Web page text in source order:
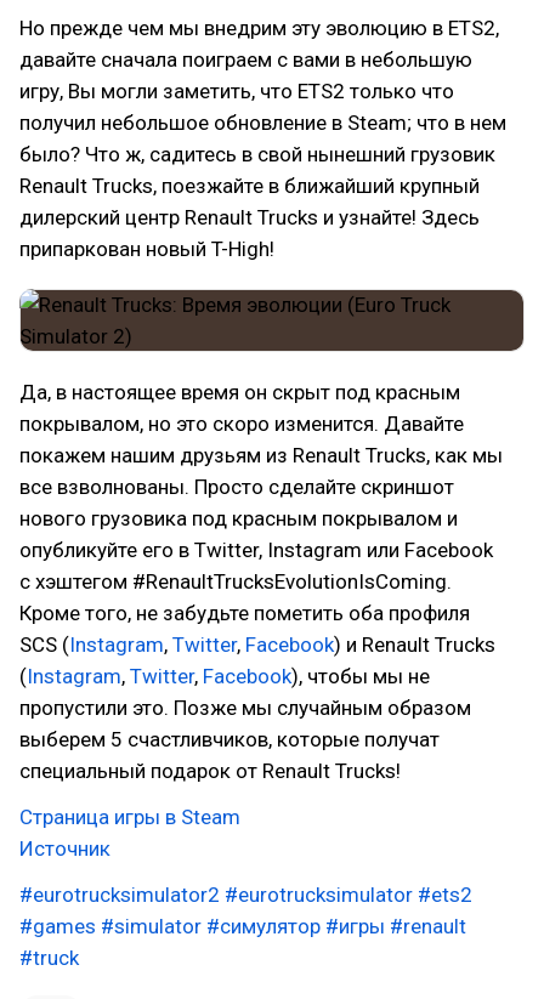
Но прежде чем мы внедрим эту эволюцию в ETS2,
давайте сначала поиграем с вами в небольшую
игру, Вы могли заметить, что ETS2 только что
получил небольшое обновление в Steam; что в нем
было? Что ж, садитесь в свой нынешний грузовик
Renault Trucks, поезжайте в ближайший крупный
дилерский центр Renault Trucks и узнайте! Здесь
припаркован новый T-High!
Да, в настоящее время он скрыт под красным
покрывалом, но это скоро изменится. Давайте
покажем нашим друзьям из Renault Trucks, как мы
все взволнованы. Просто сделайте скриншот
нового грузовика под красным покрывалом и
опубликуйте его в Twitter, Instagram или Facebook
с хэштегом #RenaultTrucksEvolutionIsComing.
Кроме того, не забудьте пометить оба профиля
SCS (Instagram, Twitter, Facebook) и Renault Trucks
(Instagram, Twitter, Facebook), чтобы мы не
пропустили это. Позже мы случайным образом
выберем 5 счастливчиков, которые получат
специальный подарок от Renault Trucks!
Страница игры в Steam
Источник
#eurotrucksimulator2 #eurotrucksimulator #ets2
#games #simulator #симулятор #игры #renault
#truck